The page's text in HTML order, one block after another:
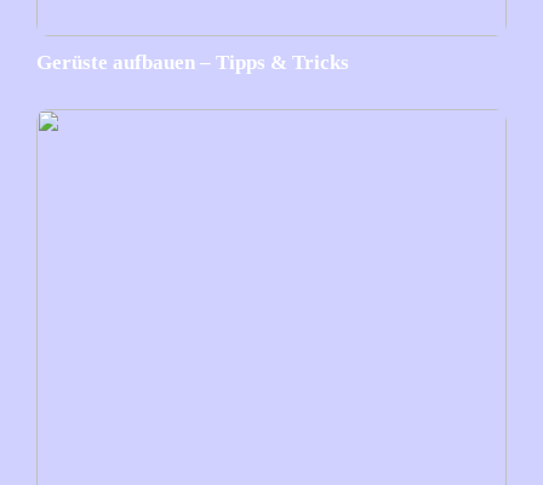
Gerüste aufbauen – Tipps & Tricks